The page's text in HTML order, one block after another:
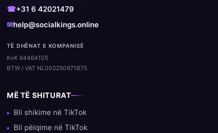
☎+31 6 42021479
✉help@socialkings.online
TË DHËNAT E KOMPANISË
KvK 64464105
BTW / VAT NL002250971B75
MË TË SHITURAT
Bli shikime në TikTok
Bli pëlqime në TikTok